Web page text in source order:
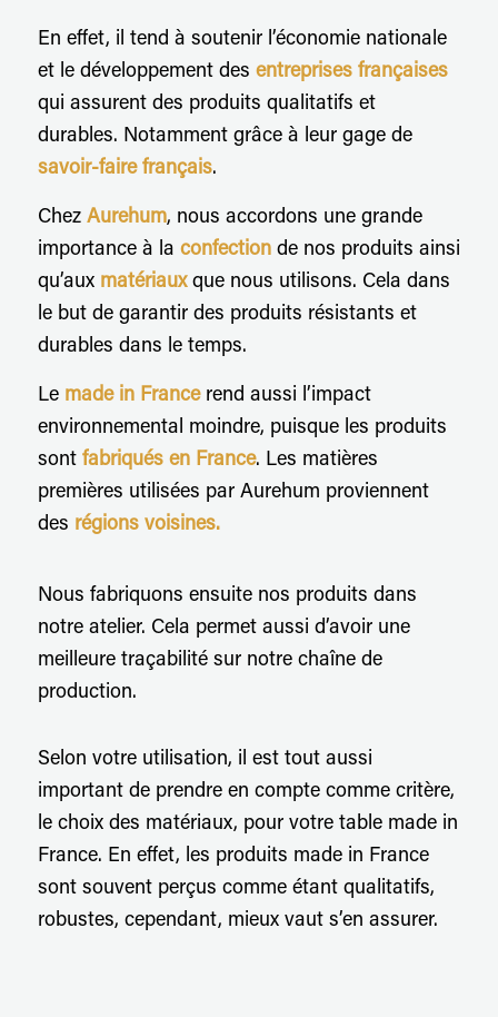
En effet, il tend à soutenir l’économie nationale
et le développement des entreprises françaises
qui assurent des produits qualitatifs et
durables. Notamment grâce à leur gage de
savoir-faire français.
Chez Aurehum, nous accordons une grande
importance à la confection de nos produits ainsi
qu’aux matériauxque nous utilisons. Cela dans
le but de garantir des produits résistants et
durables dans le temps.
Le made in Francerend aussi l’impact
environnemental moindre, puisque les produits
sont fabriqués en France. Les matières
premières utilisées par Aurehum proviennent
des régions voisines.
Nous fabriquons ensuite nos produits dans
notre atelier. Cela permet aussi d’avoir une
meilleure traçabilité sur notre chaîne de
production.
Selon votre utilisation, il est tout aussi
important de prendre en compte comme critère,
le choix des matériaux, pour votre table made in
France. En effet, les produits made in France
sont souvent perçus comme étant qualitatifs,
robustes, cependant, mieux vaut s’en assurer.